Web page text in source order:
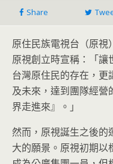
Share
原住民族電視台（原視
原視創立時宣稱：「讓
台灣原住民的存在， 更
及未來，達到團隊經
界走進來』。」
然而，原視誕生之後的
大的願景。原視初期